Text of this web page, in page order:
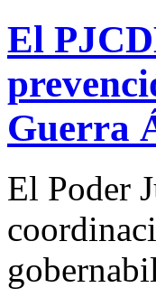
El
Guerra
El Poder